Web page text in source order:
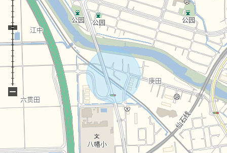
・以黑为基调的优质感觉某一个盥洗台
・在洗手间的旁边，有舒适的洗衣店房间
・有便利性的南西的内部有阳台
▼设备
・也便于雨天的洗衣的浴室换气干燥机的
▼周边环境
・小学以及公园容易为步行范围以内做育儿的居住环境
・收纳丰富的～WIC、全居室收纳～
―LIFE信息―
○多贺城市多贺城八幡小学步行4分钟的约270m
○多贺城市多贺城中学步行26分钟的约2060m
○JR仙石线"多贺城"车站步行14分钟的约1110m
−